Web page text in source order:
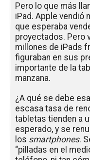
Pero lo que más
iPad. Apple vendió
que esperaba
proyectados. Pero
millones de iPads
figuraban en sus
importante de la
manzana.
¿A qué se debe
escasa tasa de
tabletas tienden a
esperado, y se
los smartphones.
“pilladas en el